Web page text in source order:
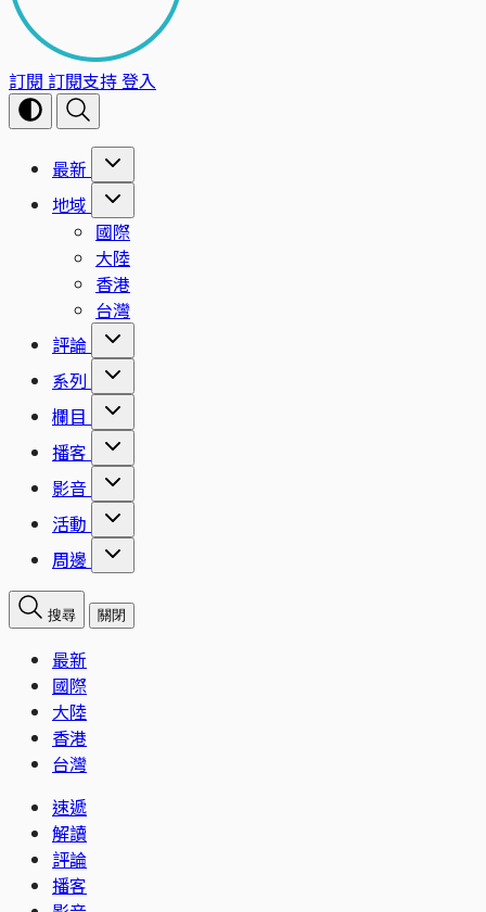
訂閱 訂閱支持登入
最新
地域
國際
大陸
香港
台灣
評論
系列
欄目
播客
影音
活動
周邊
搜尋 關閉
最新
國際
大陸
香港
台灣
速遞
解讀
評論
播客